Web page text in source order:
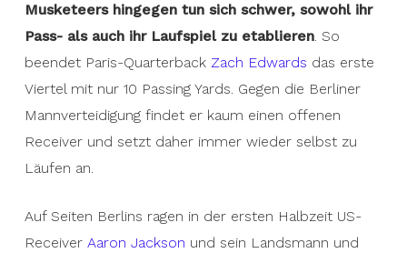
Musketeers hingegen tun sich schwer, sowohl ihr
Pass- als auch ihr Laufspiel zu etablieren. So
beendet Paris-Quarterback Zach Edwards das erste
Viertel mit nur 10 Passing Yards. Gegen die Berliner
Mannverteidigung findet er kaum einen offenen
Receiver und setzt daher immer wieder selbst zu
Läufen an.
Auf Seiten Berlins ragen in der ersten Halbzeit US-
Receiver Aaron Jackson und sein Landsmann und